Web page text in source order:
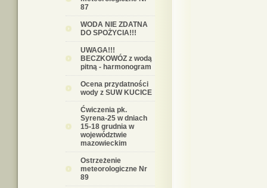
87
WODA NIE ZDATNA
DO SPOŻYCIA!!!
UWAGA!!!
BECZKOWÓZ z wodą
pitną - harmonogram
Ocena przydatności
wody z SUW KUCICE
Ćwiczenia pk.
Syrena-25 w dniach
15-18 grudnia w
województwie
mazowieckim
Ostrzeżenie
meteorologiczne Nr
89